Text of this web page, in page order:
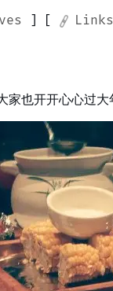
Links
家也开开心心过大